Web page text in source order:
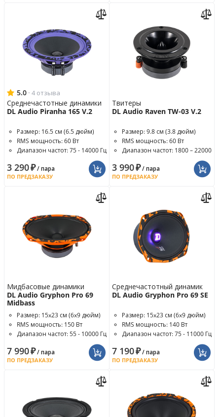
5.0 · 4 отзыва
Среднечастотные динамики
DL Audio Piranha 165 V.2
Размер: 16.5 см (6.5 дюйм)
RMS мощность: 60 Вт
Диапазон частот: 75 - 14000 Гц
3 290₽/ пара
ПО ПРЕДЗАКАЗУ
Твитеры
DL Audio Raven TW-03 V.2
Размер: 9.8 см (3.8 дюйм)
RMS мощность: 60 Вт
Диапазон частот: 1800 – 22000
3 990₽/ пара
ПО ПРЕДЗАКАЗУ
Мидбасовые динамики
DL Audio Gryphon Pro 69
Midbass
Размер: 15x23 см (6x9 дюйм)
RMS мощность: 150 Вт
Диапазон частот: 55 - 10000 Гц
7 990₽/ пара
ПО ПРЕДЗАКАЗУ
Среднечастотный динамик
DL Audio Gryphon Pro 69 SE
Размер: 15x23 см (6x9 дюйм)
RMS мощность: 140 Вт
Диапазон частот: 75 - 11000 Гц
7 190₽/ пара
ПО ПРЕДЗАКАЗУ